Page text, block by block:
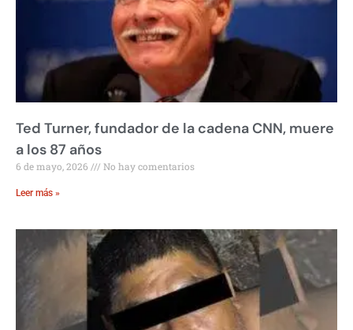
Ted Turner, fundador de la cadena CNN, muere
a los 87 años
6 de mayo, 2026 No hay comentarios
Leer más »